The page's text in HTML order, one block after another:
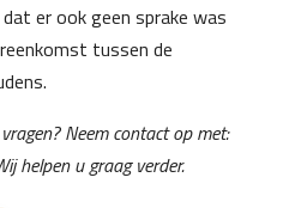
er ook geen sprake was
tussen de
Neem contact op met:
helpen u graag verder.